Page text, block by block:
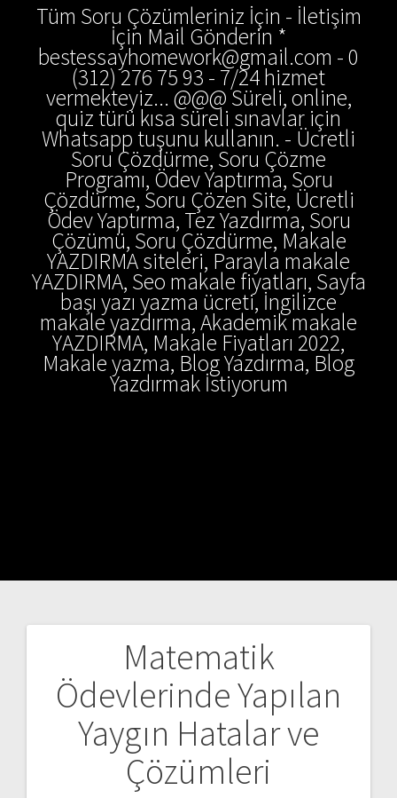
Tüm Soru Çözümleriniz İçin - İletişim
İçin Mail Gönderin *
bestessayhomework@gmail.com - 0
(312) 276 75 93 - 7/24 hizmet
vermekteyiz... @@@ Süreli, online,
quiz türü kısa süreli sınavlar için
Whatsapp tuşunu kullanın. - Ücretli
Soru Çözdürme, Soru Çözme
Programı, Ödev Yaptırma, Soru
Çözdürme, Soru Çözen Site, Ücretli
Ödev Yaptırma, Tez Yazdırma, Soru
Çözümü, Soru Çözdürme, Makale
YAZDIRMA siteleri, Parayla makale
YAZDIRMA, Seo makale fiyatları, Sayfa
başı yazı yazma ücreti, İngilizce
makale yazdırma, Akademik makale
YAZDIRMA, Makale Fiyatları 2022,
Makale yazma, Blog Yazdırma, Blog
Yazdırmak İstiyorum
Matematik
Ödevlerinde Yapılan
Yaygın Hatalar ve
Çözümleri
Yazı
gezinmesi